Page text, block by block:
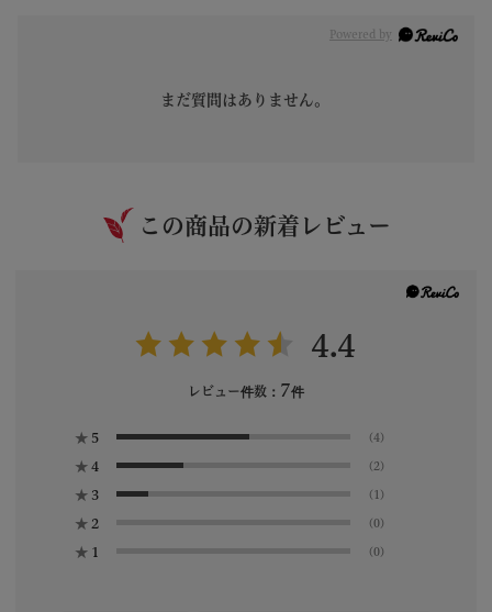
Powered by
まだ質問はありません。
この商品の新着レビュー
4.4
レビュー件数： 7件
★ 5 (4)
★ 4 (2)
★ 3 (1)
★ 2 (0)
★ 1 (0)